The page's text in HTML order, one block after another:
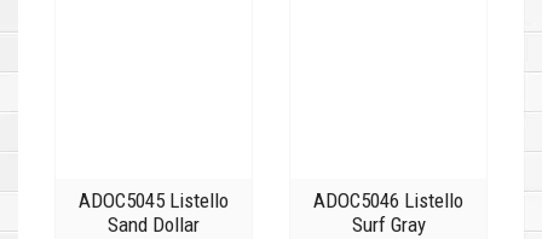
ADOC5045 Listello
Sand Dollar
ADOC5046 Listello
Surf Gray